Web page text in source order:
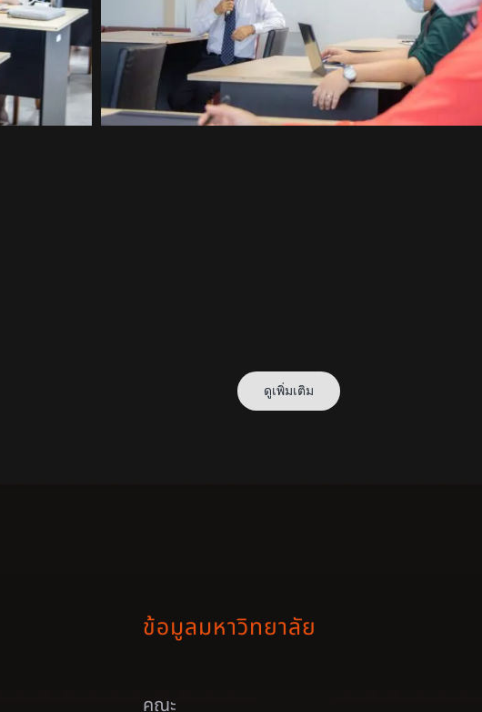
ดูเพิ่มเติม
ข้อมูลมหาวิทยาลัย
คณะ